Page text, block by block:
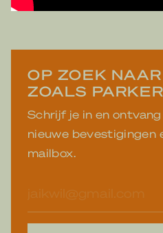
OP ZOEK
ZOALS
Schrijf je in en
nieuwe bevestigingen
mailbox.